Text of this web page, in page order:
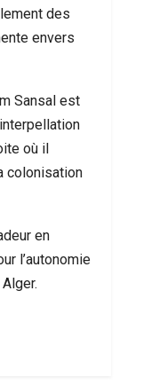
des
envers
Sansal est
où il
colonisation
en
l’autonomie